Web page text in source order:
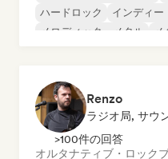
ハードロック
インディー
メロディック・メタル
Renzo
ラジオ局, サウ
>100件の回答
オルタナティブ・ロック